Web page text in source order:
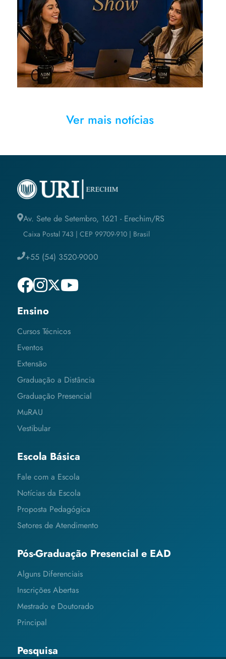
Podcasts proporcionaram troca
de experiências sobre
diferentes abordagens
Ver mais notícias
Av. Sete de Setembro, 1621 - Erechim/RS
Caixa Postal 743 | CEP 99709-910 | Brasil
+55 (54) 3520-9000
Ensino
Cursos Técnicos
Eventos
Extensão
Graduação a Distância
Graduação Presencial
MuRAU
Vestibular
Escola Básica
Fale com a Escola
Notícias da Escola
Proposta Pedagógica
Setores de Atendimento
Pós-Graduação Presencial e EAD
Alguns Diferenciais
Inscrições Abertas
Mestrado e Doutorado
Principal
Pesquisa